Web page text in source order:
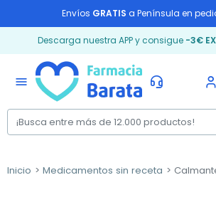
Envíos GRATIS a Península en
Descarga nuestra APP y consigue -3€
menu
Inicio Medicamentos sin receta